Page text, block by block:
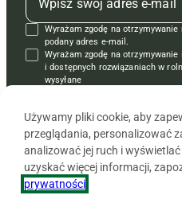
Regulamin
Polityka prywatności
Kontakt
Reklama
Kontakt
Krzyżówki
Regulamin
Wyrażam zgodę na
podany adres e-mail.
Wyrażam zgodę na
i dostępnych rozwiązaniach w
wysyłane
Używamy pliki cookie, aby
przeglądania, personalizować
analizować jej ruch i
uzyskać więcej informacji,
prywatności